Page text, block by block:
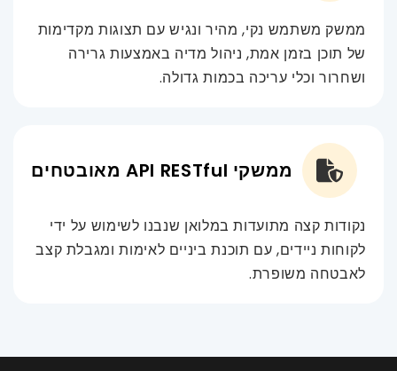
ממשק משתמש נקי, מהיר ונגיש עם תצוגות מקדימות
של תוכן בזמן אמת, ניהול מדיה באמצעות גרירה
ושחרור וכלי עריכה בכמות גדולה.
ממשקי API RESTful מאובטחים
נקודות קצה מתועדות במלואן שנבנו לשימוש על ידי
לקוחות ניידים, עם תוכנת ביניים לאימות ומגבלת קצב
לאבטחה משופרת.